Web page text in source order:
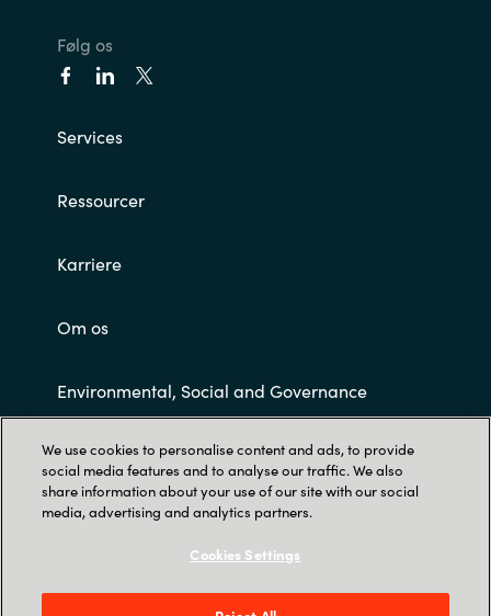
Følg os
Services
Ressourcer
Karriere
Om os
Environmental, Social and Governance
Customer Terms and Conditions
We use cookies to personalise content and ads, to provide
social media features and to analyse our traffic. We also
share information about your use of our site with our social
media, advertising and analytics partners.
Cookies Settings